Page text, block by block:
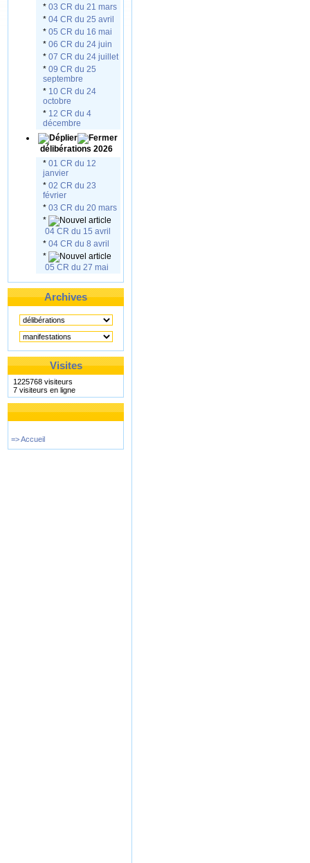
* 03 CR du 21 mars
* 04 CR du 25 avril
* 05 CR du 16 mai
* 06 CR du 24 juin
* 07 CR du 24 juillet
* 09 CR du 25
septembre
* 10 CR du 24
octobre
* 12 CR du 4
décembre
délibérations 2026
* 01 CR du 12
janvier
* 02 CR du 23
février
* 03 CR du 20 mars
*
04 CR du 15 avril
* 04 CR du 8 avril
*
05 CR du 27 mai
Archives
Visites
1225768 visiteurs
7 visiteurs en ligne
=> Accueil